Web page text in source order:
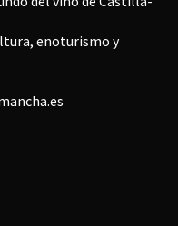
enoturismo y